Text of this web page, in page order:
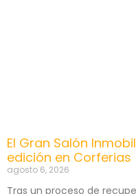
El Gran Salón
edición en Corferias
agosto 6, 2026
Tras un proceso de